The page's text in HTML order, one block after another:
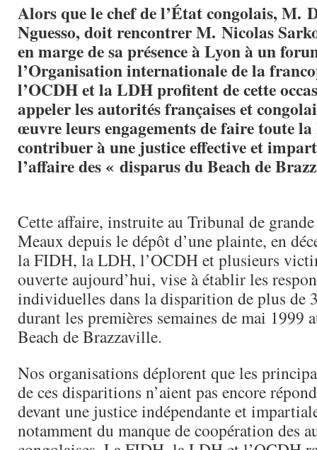
Alors que le chef de l’État congolais, M.
Nguesso, doit rencontrer M. Nicolas
en marge de sa présence à Lyon à un
l’Organisation internationale de la
l’OCDH et la LDH profitent de cette
appeler les autorités françaises et
œuvre leurs engagements de faire toute
contribuer à une justice effective et
l’affaire des « disparus du Beach de
Cette affaire, instruite au Tribunal de
Meaux depuis le dépôt d’une plainte, en
la FIDH, la LDH, l’OCDH et plusieurs
ouverte aujourd’hui, vise à établir les
individuelles dans la disparition de plus de
durant les premières semaines de mai
Beach de Brazzaville.
Nos organisations déplorent que les
de ces disparitions n’aient pas encore
devant une justice indépendante et
notamment du manque de coopération des